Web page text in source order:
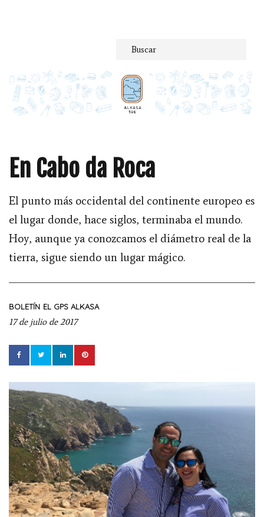
En Cabo da Roca
El punto más occidental del continente europeo es
el lugar donde, hace siglos, terminaba el mundo.
Hoy, aunque ya conozcamos el diámetro real de la
tierra, sigue siendo un lugar mágico.
BOLETÍN EL GPS ALKASA
17 de julio de 2017